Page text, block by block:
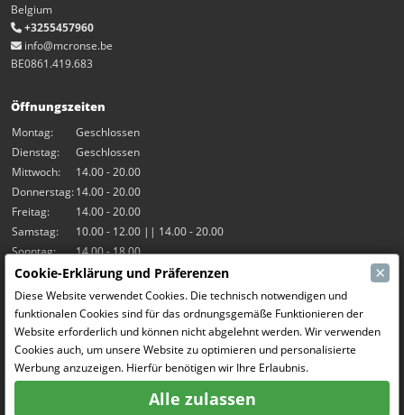
Belgium
+3255457960
info@mcronse.be
BE0861.419.683
Öffnungszeiten
Montag:
Geschlossen
Dienstag:
Geschlossen
Mittwoch:
14.00 - 20.00
Donnerstag:14.00 - 20.00
Freitag:
14.00 - 20.00
Samstag:
10.00 - 12.00 || 14.00 - 20.00
Sonntag:
14.00 - 18.00
Unsere Aktivitäten
Indoor-Halle Hangar7
RC-Drift
RC Bangers
Fun and Friends
Cookie-Erklärung und Präferenzen ×
Diese Website verwendet Cookies. Die technisch notwendigen und
funktionalen Cookies sind für das ordnungsgemäße Funktionieren der
Website erforderlich und können nicht abgelehnt werden. Wir verwenden
Cookies auch, um unsere Website zu optimieren und personalisierte
Werbung anzuzeigen. Hierfür benötigen wir Ihre Erlaubnis.
Alle zulassen